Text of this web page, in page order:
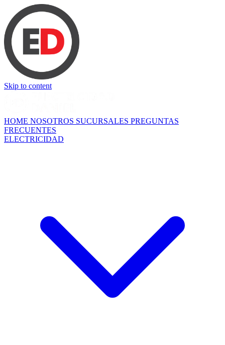
Skip to content
HOME NOSOTROS SUCURSALES PREGUNTAS
FRECUENTES
ELECTRICIDAD